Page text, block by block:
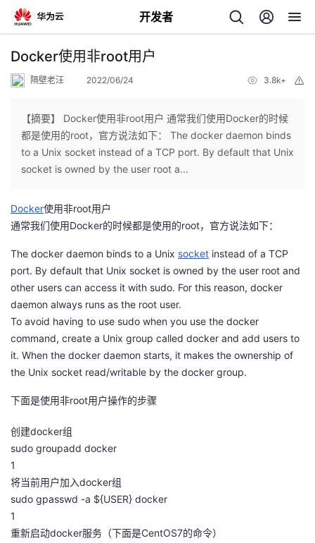
开发者
返
个
人
页
开
发
者
我
的
客
我
论
的
我
Docker使用非root用户
隔壁老汪 2022/06/24 3.8k+
【摘要】 Docker使用非root用户 通常我们使用Docker的时候
都是使用的root，官方说法如下： The docker daemon binds
to a Unix socket instead of a TCP port. By default that Unix
socket is owned by the user root a...
Docker使用非root用户
通常我们使用Docker的时候都是使用的root，官方说法如下：
The docker daemon binds to a Unix socket instead of a TCP
port. By default that Unix socket is owned by the user root and
other users can access it with sudo. For this reason, docker
daemon always runs as the root user.
To avoid having to use sudo when you use the docker
command, create a Unix group called docker and add users to
it. When the docker daemon starts, it makes the ownership of
the Unix socket read/writable by the docker group.
下面是使用非root用户操作的步骤
创建docker组
sudo groupadd docker
1
将当前用户加入docker组
sudo gpasswd -a ${USER} docker
1
重新启动docker服务（下面是CentOS7的命令）